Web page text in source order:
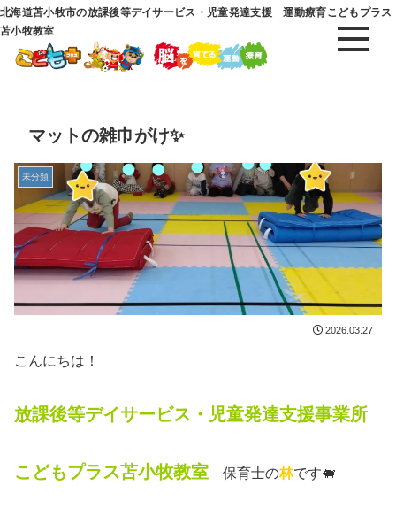
北海道苫小牧市の放課後等デイサービス・児童発達支援 運動療育こどもプラス
苫小牧教室
マットの雑巾がけ✨
未分類
2026.03.27
こんにちは！
放課後等デイサービス・児童発達支援事業所
こどもプラス苫小牧教室 保育士の林です🐖